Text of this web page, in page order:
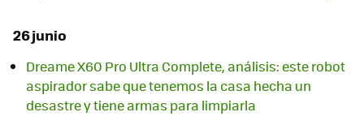
26 junio
Dreame X60 Pro Ultra Complete, análisis: este robot
aspirador sabe que tenemos la casa hecha un
desastre y tiene armas para limpiarla